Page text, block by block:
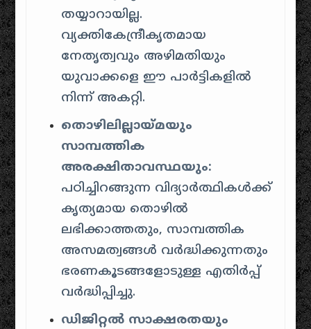
തയ്യാറായില്ല.
വ്യക്തികേന്ദ്രീകൃതമായ
നേതൃത്വവും അഴിമതിയും
യുവാക്കളെ ഈ പാർട്ടികളിൽ
നിന്ന് അകറ്റി.
തൊഴിലില്ലായ്മയും
സാമ്പത്തിക
അരക്ഷിതാവസ്ഥയും:
പഠിച്ചിറങ്ങുന്ന വിദ്യാർത്ഥികൾക്ക്
കൃത്യമായ തൊഴിൽ
ലഭിക്കാത്തതും, സാമ്പത്തിക
അസമത്വങ്ങൾ വർദ്ധിക്കുന്നതും
ഭരണകൂടങ്ങളോടുള്ള എതിർപ്പ്
വർദ്ധിപ്പിച്ചു.
ഡിജിറ്റൽ സാക്ഷരതയും